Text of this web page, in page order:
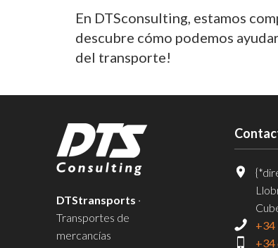
En DTSconsulting, estamos
descubre cómo podemos
del transporte!
DTStransports ·
Transportes de
mercancías
+34
+34